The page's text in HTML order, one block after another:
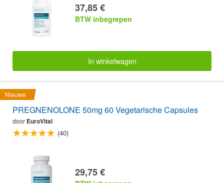
37,85 €
BTW inbegrepen
In winkelwagen
Nieuwe
PREGNENOLONE 50mg 60 Vegetarische Capsules
door EuroVital
(40)
29,75 €